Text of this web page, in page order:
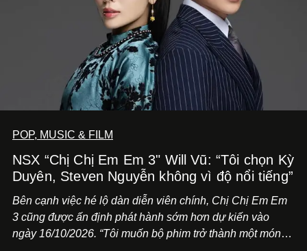
POP, MUSIC & FILM
NSX “Chị Chị Em Em 3" Will Vũ: “Tôi chọn Kỳ
Duyên, Steven Nguyễn không vì độ nổi tiếng”
Bên cạnh việc hé lộ dàn diễn viên chính, Chị Chị Em Em
3 cũng được ấn định phát hành sớm hơn dự kiến vào
ngày 16/10/2026. “Tôi muốn bộ phim trở thành một món